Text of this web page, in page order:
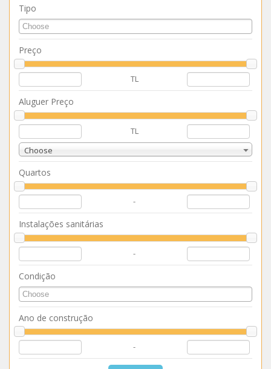
Tipo
Preço
TL
Aluguer Preço
TL
Choose
Quartos
-
Instalações sanitárias
-
Condição
Ano de construção
-